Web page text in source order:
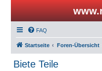
FAQ
Startseite Foren-Übersicht
Biete Teile